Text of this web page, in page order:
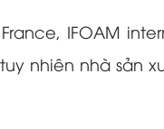
IFOAM
tuy nhiên nhà sản